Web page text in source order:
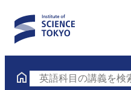
英語科目の講義を検